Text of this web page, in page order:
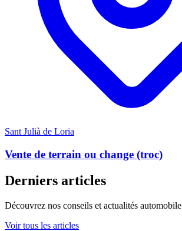
Sant Julià de Loria
Vente de terrain ou change (troc)
Derniers articles
Découvrez nos conseils et actualités automobile
Voir tous les articles